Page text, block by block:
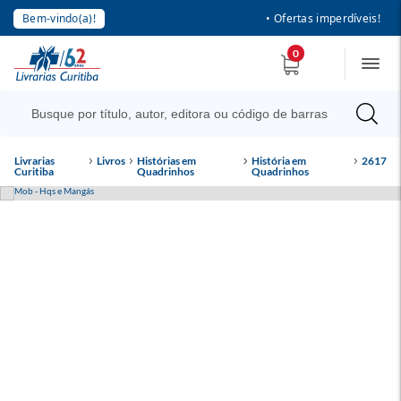
Bem-vindo(a)! • Ofertas imperdíveis!
0
Livrarias
Curitiba
Livros
Histórias em
Quadrinhos
História em
Quadrinhos
2617